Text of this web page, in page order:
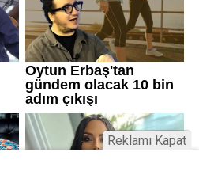
Reklamı Kapat